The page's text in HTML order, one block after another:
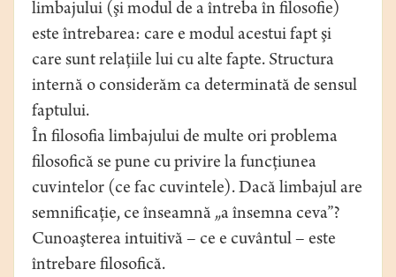
limbajului (şi modul de a întreba în filosofie)
este întrebarea: care e modul acestui fapt şi
care sunt relaţiile lui cu alte fapte. Structura
internă o considerăm ca determinată de sensul
faptului.
În filosofia limbajului de multe ori problema
filosofică se pune cu privire la funcţiunea
cuvintelor (ce fac cuvintele). Dacă limbajul are
semnificaţie, ce înseamnă „a însemna ceva”?
Cunoaşterea intuitivă – ce e cuvântul – este
întrebare filosofică.